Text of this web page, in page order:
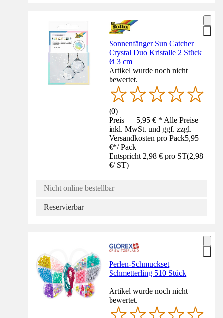
Sonnenfänger Sun Catcher
Crystal Duo Kristalle 2 Stück
Ø 3 cm
Artikel wurde noch nicht
bewertet.
(0)
Preis — 5,95 € * Alle Preise
inkl. MwSt. und ggf. zzgl.
Versandkosten pro Pack5,95
€*/ Pack
Entspricht 2,98 € pro ST(2,98
€/ ST)
Nicht online bestellbar
Reservierbar
Perlen-Schmuckset
Schmetterling 510 Stück
Artikel wurde noch nicht
bewertet.